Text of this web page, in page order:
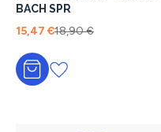
BACH SPR
15,47 €18,90 €
Aggiungi al carrello